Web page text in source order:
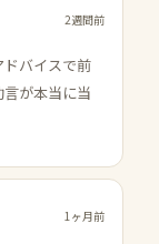
2週間前
バイスで前
が本当に当
1ヶ月前